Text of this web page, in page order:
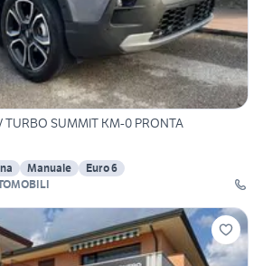
TURBO SUMMIT KM-0 PRONTA
Manuale
Euro 6